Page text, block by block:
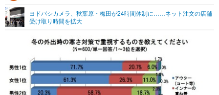
ショッピング その他
ヨドバシカメラ、秋葉原・梅田が24時間体制に……ネット注文の店舗
受け取り時間を拡大